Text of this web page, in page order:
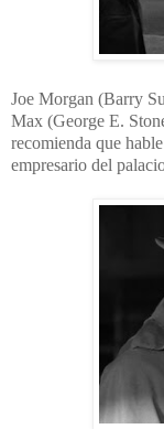
Joe Morgan (Barry
Max (George E.
recomienda que
empresario del